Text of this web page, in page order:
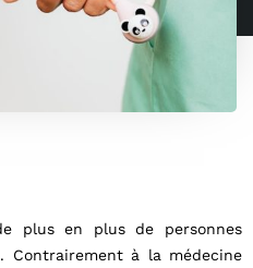
plus en plus de personnes
Contrairement à la médecine